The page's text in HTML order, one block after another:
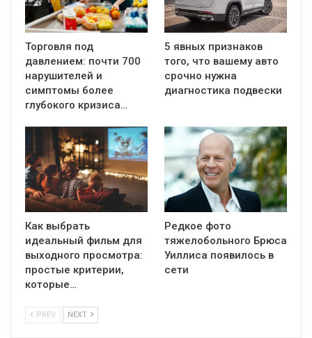
Торговля под
давлением: почти 700
нарушителей и
симптомы более
глубокого кризиса…
5 явных признаков
того, что вашему авто
срочно нужна
диагностика подвески
Как выбрать
идеальный фильм для
выходного просмотра:
простые критерии,
которые…
Редкое фото
тяжелобольного Брюса
Уиллиса появилось в
сети
PREV NEXT